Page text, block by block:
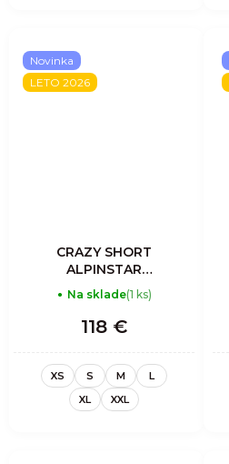
Novinka
LETO 2026
CRAZY SHORT
ALPINSTAR
WOMAN VENTO
Na sklade(1 ks)
118 €
XS S M
L
XL
XXL